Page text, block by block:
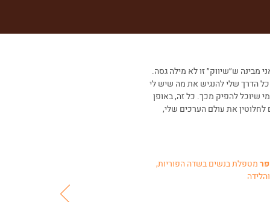
מבינה ש״שיווק״ זו לא מילה גסה.
הדרך שלי להנגיש את מה שיש לי
שיוכל להפיק מכך. כל זה, באופן
את עולם הערכים שלי,
מטפלת בנשים בשדה הפוריות,